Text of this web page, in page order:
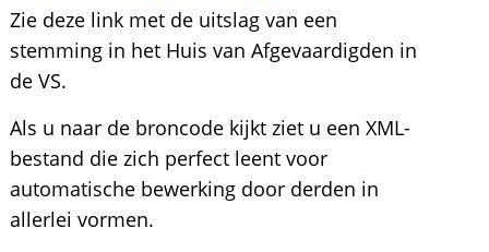
Zie deze link met de uitslag van een
stemming in het Huis van Afgevaardigden in
de VS.
Als u naar de broncode kijkt ziet u een XML-
bestand die zich perfect leent voor
automatische bewerking door derden in
allerlei vormen.